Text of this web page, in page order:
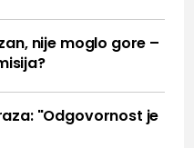
nije moglo gore –
"Odgovornost je